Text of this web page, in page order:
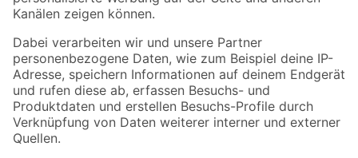
Zahlungsarten Versandarten
Sicher einkaufen